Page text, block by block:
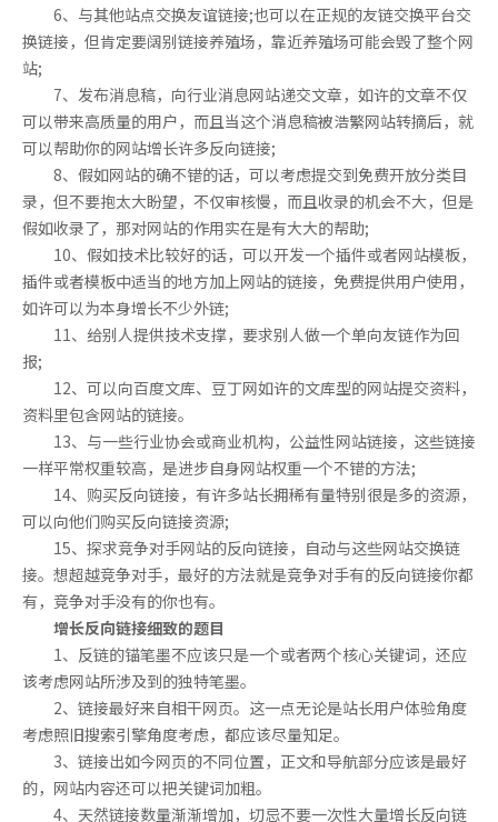
6、与其他站点交换友谊链接;也可以在正规的友链交换平台交
换链接，但肯定要阔别链接养殖场，靠近养殖场可能会毁了整个网
站;
7、发布消息稿，向行业消息网站递交文章，如许的文章不仅
可以带来高质量的用户，而且当这个消息稿被浩繁网站转摘后，就
可以帮助你的网站增长许多反向链接;
8、假如网站的确不错的话，可以考虑提交到免费开放分类目
录，但不要抱太大盼望，不仅审核慢，而且收录的机会不大，但是
假如收录了，那对网站的作用实在是有大大的帮助;
10、假如技术比较好的话，可以开发一个插件或者网站模板，
插件或者模板中适当的地方加上网站的链接，免费提供用户使用，
如许可以为本身增长不少外链;
11、给别人提供技术支撑，要求别人做一个单向友链作为回
报;
12、可以向百度文库、豆丁网如许的文库型的网站提交资料，
资料里包含网站的链接。
13、与一些行业协会或商业机构，公益性网站链接，这些链接
一样平常权重较高，是进步自身网站权重一个不错的方法;
14、购买反向链接，有许多站长拥稀有量特别很是多的资源，
可以向他们购买反向链接资源;
15、探求竞争对手网站的反向链接，自动与这些网站交换链
接。想超越竞争对手，最好的方法就是竞争对手有的反向链接你都
有，竞争对手没有的你也有。
增长反向链接细致的题目
1、反链的锚笔墨不应该只是一个或者两个核心关键词，还应
该考虑网站所涉及到的独特笔墨。
2、链接最好来自相干网页。这一点无论是站长用户体验角度
考虑照旧搜索引擎角度考虑，都应该尽量知足。
3、链接出如今网页的不同位置，正文和导航部分应该是最好
的，网站内容还可以把关键词加粗。
4、天然链接数量渐渐增加，切忌不要一次性大量增长反向链